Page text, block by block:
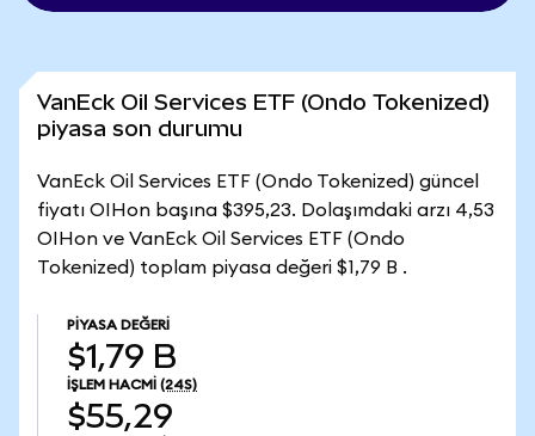
VanEck Oil Services ETF (Ondo Tokenized)
piyasa son durumu
VanEck Oil Services ETF (Ondo Tokenized) güncel
fiyatı OIHon başına $395,23. Dolaşımdaki arzı 4,53
OIHon ve VanEck Oil Services ETF (Ondo
Tokenized) toplam piyasa değeri $1,79 B .
PIYASA DEĞERI
$1,79 B
İŞLEM HACMI (24S)
$55,29